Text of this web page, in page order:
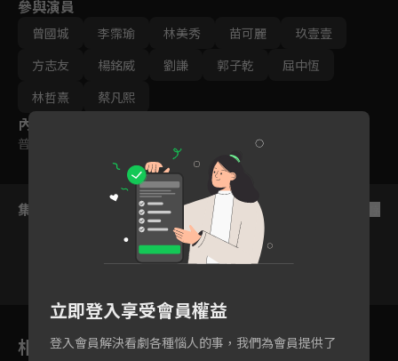
參與演員
曾國城 李霈瑜 林美秀 苗可麗
玖壹壹
方志友
楊銘威 劉謙 郭子乾
屈中恆
林哲熹
蔡凡熙
內容標籤
普遍級
集數列表
2 3
相關花絮
立即登入享受會員權益
登入會員解決看劇各種惱人的事，我們為會員提供了